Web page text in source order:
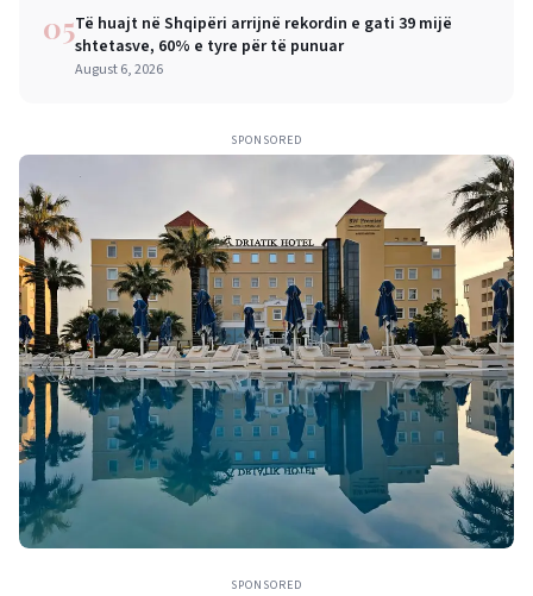
05Të huajt në Shqipëri arrijnë rekordin e gati 39 mijë
shtetasve, 60% e tyre për të punuar
August 6, 2026
SPONSORED
SPONSORED